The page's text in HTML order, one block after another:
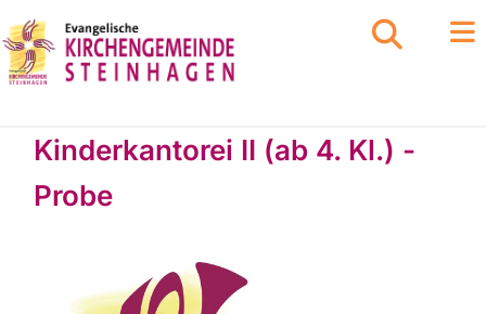
Kinderkantorei II (ab 4. Kl.) -
Probe